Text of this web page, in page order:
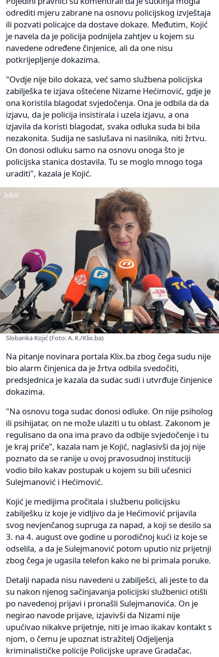
odrediti mjeru zabrane na osnovu policijskog izvještaja
ili pozvati policajce da dostave dokaze. Međutim, Kojić
je navela da je policija podnijela zahtjev u kojem su
navedene određene činjenice, ali da one nisu
potkrijepljenje dokazima.
"Ovdje nije bilo dokaza, već samo službena policijska
zabilješka te izjava oštećene Nizame Hećimović, gdje je
ona koristila blagodat svjedočenja. Ona je odbila da da
izjavu, da je policija insistirala i uzela izjavu, a ona
izjavila da koristi blagodat, svaka odluka suda bi bila
nezakonita. Sudija ne saslušava ni nasilnika, niti žrtvu.
On donosi odluku samo na osnovu onoga što je
policijska stanica dostavila. Tu se moglo mnogo toga
uraditi", kazala je Kojić.
Slobanka Kojić (Foto: A. K./Klix.ba)
Na pitanje novinara portala Klix.ba zbog čega sudu nije
bio alarm činjenica da je žrtva odbila svedočiti,
predsjednica je kazala da sudac sudi i utvrđuje činjenice
dokazima.
"Na osnovu toga sudac donosi odluke. On nije psiholog
ili psihijatar, on ne može ulaziti u tu oblast. Zakonom je
regulisano da ona ima pravo da odbije svjedočenje i tu
je kraj priče", kazala nam je Kojić, naglasivši da joj nije
poznato da se ranije u ovoj pravosudnoj instituciji
vodio bilo kakav postupak u kojem su bili učesnici
Sulejmanović i Hećimović.
Kojić je medijima pročitala i službenu policijsku
zabilješku iz koje je vidljivo da je Hećimović prijavila
svog nevjenčanog supruga za napad, a koji se desilo sa
3. na 4. august ove godine u porodičnoj kući iz koje se
odselila, a da je Sulejmanović potom uputio niz prijetnji
zbog čega je ugasila telefon kako ne bi primala poruke.
Detalji napada nisu navedeni u zabilješci, ali jeste to da
su nakon njenog sačinjavanja policijski službenici otišli
po navedenoj prijavi i pronašli Sulejmanovića. On je
negirao navode prijave, izjavivši da Nizami nije
upućivao nikakve prijetnje, niti je imao ikakav kontakt s
njom, o čemu je upoznat istražitelj Odjeljenja
kriminalističke policije Policijske uprave Gradačac.